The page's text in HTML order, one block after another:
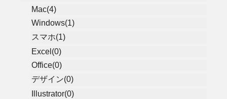
Mac(4)
Windows(1)
スマホ(1)
Excel(0)
Office(0)
デザイン(0)
Illustrator(0)